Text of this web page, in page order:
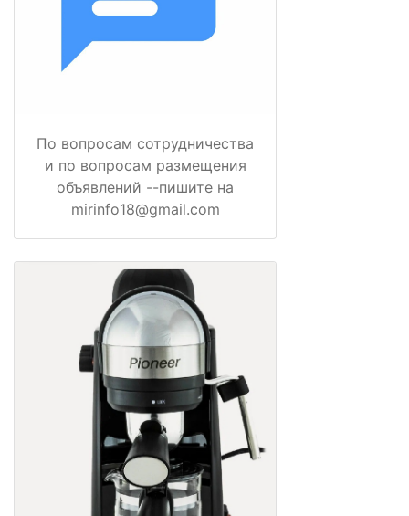
По вопросам сотрудничества
и по вопросам размещения
объявлений --пишите на
mirinfo18@gmail.com